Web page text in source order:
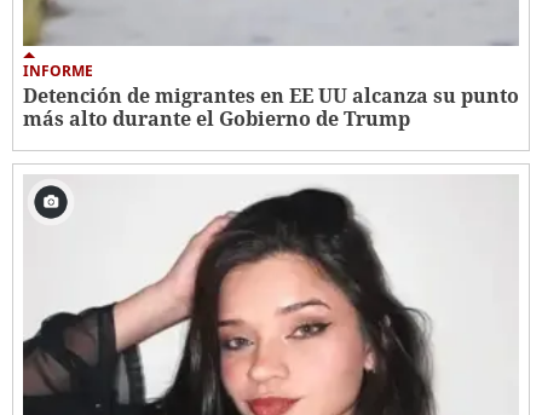
INFORME
Detención de migrantes en EE UU alcanza su punto
más alto durante el Gobierno de Trump